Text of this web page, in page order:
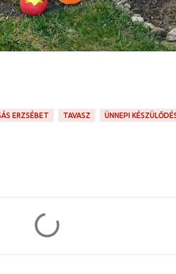
ERZSÉBET TAVASZ ÜNNEPI